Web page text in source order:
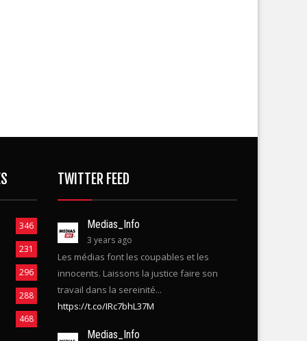
231
296
288
468
3 years ago
Les médias font les coupables et les
innocents. Laissons la justice faire son
travail dans la sereinité...
https://t.co/IRc7bhL37M
3 years ago